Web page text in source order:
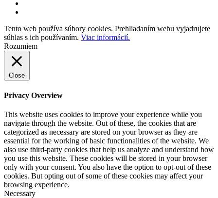
Tento web používa súbory cookies. Prehliadaním webu vyjadrujete
súhlas s ich používaním. Viac informácií.
Rozumiem
Close
Privacy Overview
This website uses cookies to improve your experience while you
navigate through the website. Out of these, the cookies that are
categorized as necessary are stored on your browser as they are
essential for the working of basic functionalities of the website. We
also use third-party cookies that help us analyze and understand how
you use this website. These cookies will be stored in your browser
only with your consent. You also have the option to opt-out of these
cookies. But opting out of some of these cookies may affect your
browsing experience.
Necessary